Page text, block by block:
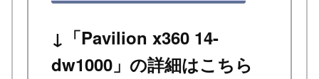
↓「Pavilion x360 14-
dw1000」の詳細はこちら